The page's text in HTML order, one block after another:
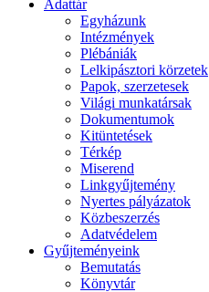
Adattár
Egyházunk
Intézmények
Plébániák
Lelkipásztori körzetek
Papok, szerzetesek
Világi munkatársak
Dokumentumok
Kitüntetések
Térkép
Miserend
Linkgyűjtemény
Nyertes pályázatok
Közbeszerzés
Adatvédelem
Gyűjteményeink
Bemutatás
Könyvtár